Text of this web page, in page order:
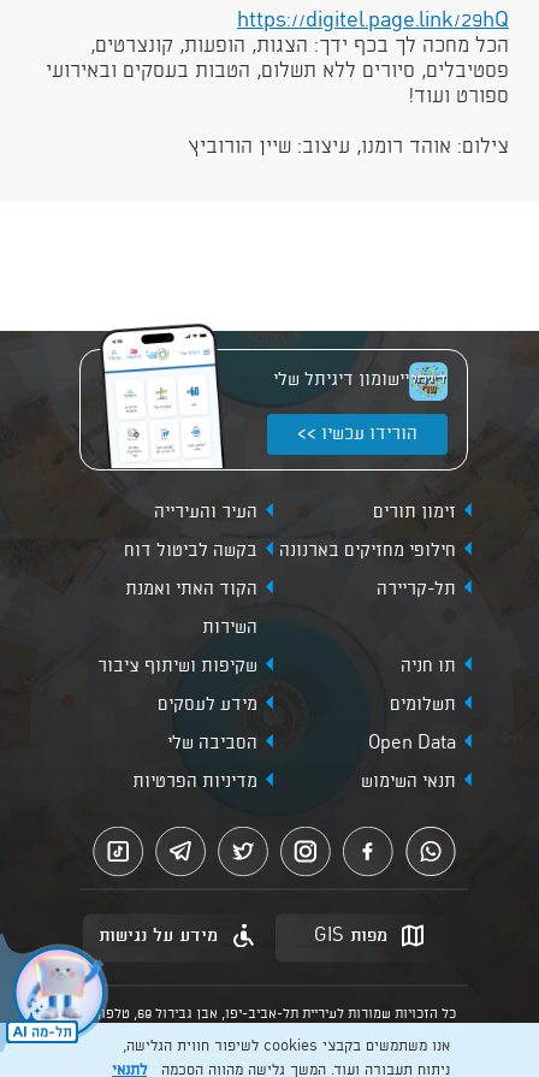
https://digitel.page.link/29hQ
​הכל מחכה לך בכף ידך: הצגות, הופעות, קונצרטים,
פסטיבלים, סיורים ללא תשלום, הטבות בעסקים ובאירועי
ספורט ועוד!
צילום: אוהד רומנו, עיצוב: שיין הורוביץ​
יישומון דיגיתל שלי
הורידו עכשיו >>
זימון תורים
העיר והעירייה
חילופי מחזיקים בארנונה
בקשה לביטול דוח
תל-קריירה
הקוד האתי ואמנת
השירות
תו חניה
שקיפות ושיתוף ציבור
תשלומים
מידע לעסקים
Open Data
הסביבה שלי
תנאי השימוש
מדיניות הפרטיות
מפות GIS מידע על נגישות
כל הזכויות שמורות לעיריית תל-אביב-יפו, אבן גבירול 69, טלפון:
הנוסח המחייב הוא זה הקבוע בהוראות הדין הרלוונטיות כפי שתהיינה
בתוקף מעת לעת
אנו משתמשים בקבצי cookies לשיפור חווית הגלישה,
ניתוח תעבורה ועוד. המשך גלישה מהווה הסכמהלתנאי